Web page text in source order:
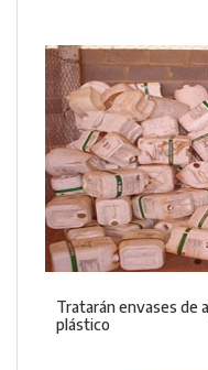
Tratarán envases de
plástico